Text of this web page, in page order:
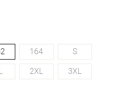
164 S
2XL 3XL